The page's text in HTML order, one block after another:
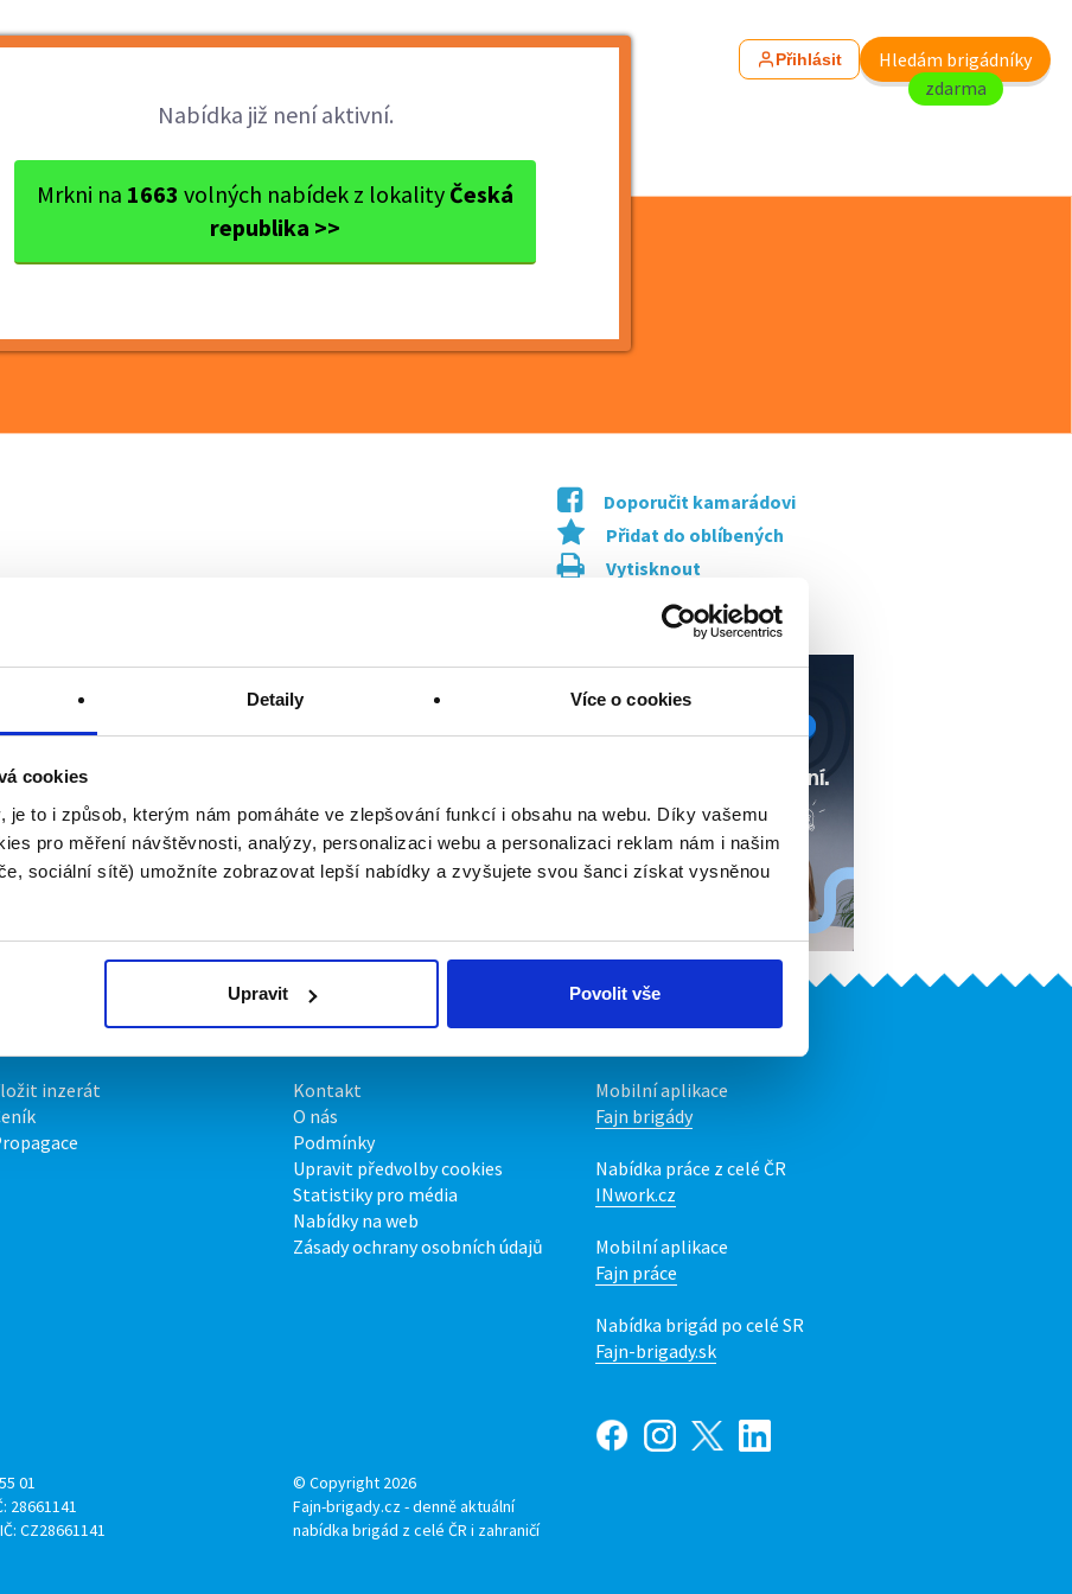
Detaily Více o cookies
cookies
je to i způsob, kterým nám pomáháte ve zlepšování funkcí i obsahu na webu. Díky vašemu
pro měření návštěvnosti, analýzy, personalizaci webu a personalizaci reklam nám i našim
sociální sítě) umožníte zobrazovat lepší nabídky a zvyšujete svou šanci získat vysněnou
Upravit Povolit vše
Přihlásit
Hledám brigádníky
zdarma
Nabídka již není aktivní.
Mrkni na 1663 volných nabídek z lokality Česká
republika >>
Praha-východ Mnichovice Senohraby: BRIGÁDA PRODAVAČ...
PRODAVAČ/KA -
Doporučit kamarádovi
Přidat do oblíbených
Vytisknout
Upozornit na inzerát
inzerát
Kontakt
O nás
Podmínky
Upravit předvolby cookies
Statistiky pro média
Nabídky na web
Zásady ochrany osobních údajů
Mobilní aplikace
Fajn brigády
Nabídka práce z celé ČR
INwork.cz
Mobilní aplikace
Fajn práce
Nabídka brigád po celé SR
Fajn-brigady.sk
01
28661141
CZ28661141
© Copyright 2026
Fajn-brigady.cz - denně aktuální
nabídka brigád z celé ČR i zahraničí